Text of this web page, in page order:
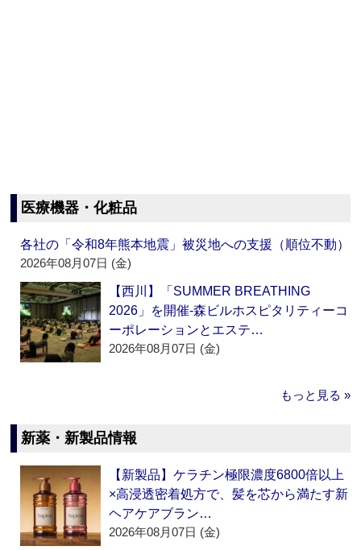
医療機器・化粧品
各社の「令和8年熊本地震」被災地への支援（順位不動）
2026年08月07日 (金)
【西川】「SUMMER BREATHING
2026」を開催‐森ビルホスピタリティーコ
ーポレーションとエステ…
2026年08月07日 (金)
もっと見る »
新薬・新製品情報
【新製品】ケラチン極限濃度6800倍以上
×高浸透密着処方で、髪を芯から満たす新
ヘアケアブラン…
2026年08月07日 (金)